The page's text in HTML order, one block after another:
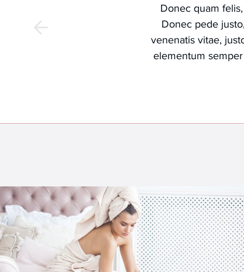
Donec quam
Donec pede
venenatis vitae,
elementum